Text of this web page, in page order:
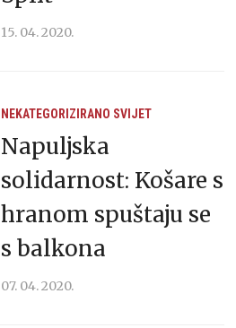
15. 04. 2020.
NEKATEGORIZIRANO SVIJET
Napuljska
solidarnost: Košare s
hranom spuštaju se
s balkona
07. 04. 2020.